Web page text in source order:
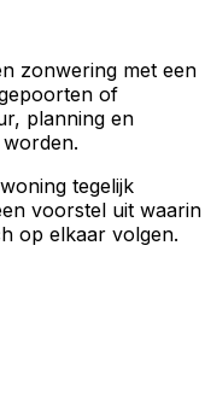
zonwering met een
of
planning en
tegelijk
voorstel uit waarin
op elkaar volgen.